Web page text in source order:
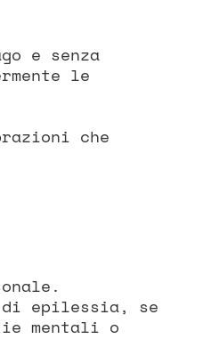
e senza
le
che
epilessia, se
mentali o